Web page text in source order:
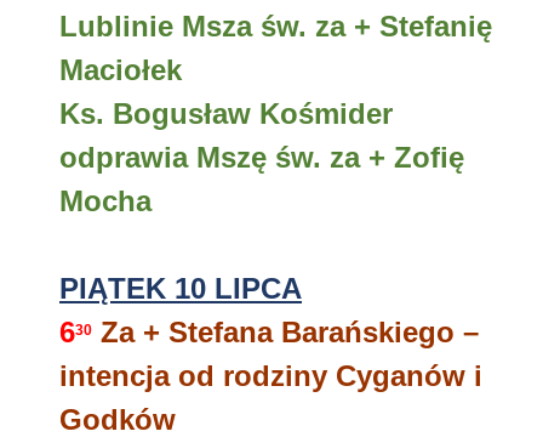
Lublinie Msza św. za + Stefanię
Maciołek
Ks. Bogusław Kośmider
odprawia Mszę św. za + Zofię
Mocha
PIĄTEK 10 LIPCA
630 Za + Stefana Barańskiego –
intencja od rodziny Cyganów i
Godków